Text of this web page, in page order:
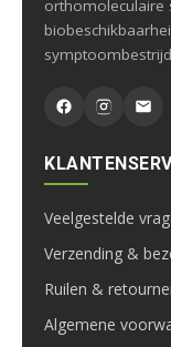
orthomoleculaire
Veelgestelde
Verzending &
Ruilen &
Algemene